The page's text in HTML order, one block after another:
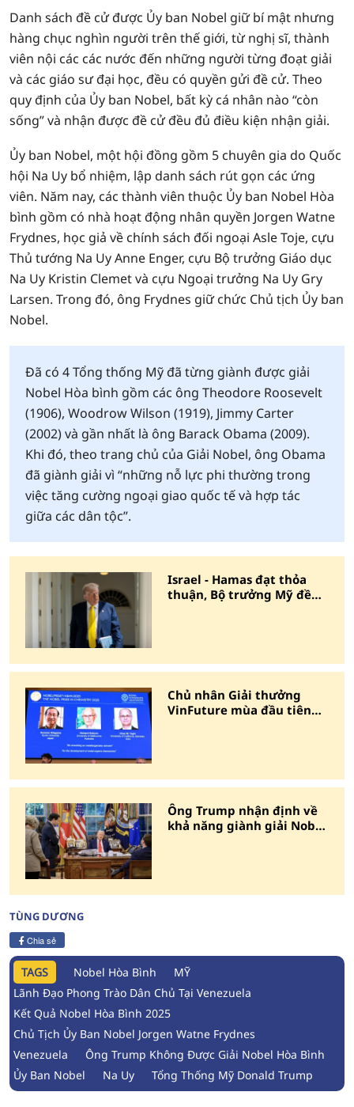
Danh sách đề cử được Ủy ban Nobel giữ bí mật nhưng
hàng chục nghìn người trên thế giới, từ nghị sĩ, thành
viên nội các các nước đến những người từng đoạt giải
và các giáo sư đại học, đều có quyền gửi đề cử. Theo
quy định của Ủy ban Nobel, bất kỳ cá nhân nào “còn
sống” và nhận được đề cử đều đủ điều kiện nhận giải.
Ủy ban Nobel, một hội đồng gồm 5 chuyên gia do Quốc
hội Na Uy bổ nhiệm, lập danh sách rút gọn các ứng
viên. Năm nay, các thành viên thuộc Ủy ban Nobel Hòa
bình gồm có nhà hoạt động nhân quyền Jorgen Watne
Frydnes, học giả về chính sách đối ngoại Asle Toje, cựu
Thủ tướng Na Uy Anne Enger, cựu Bộ trưởng Giáo dục
Na Uy Kristin Clemet và cựu Ngoại trưởng Na Uy Gry
Larsen. Trong đó, ông Frydnes giữ chức Chủ tịch Ủy ban
Nobel.
Đã có 4 Tổng thống Mỹ đã từng giành được giải
Nobel Hòa bình gồm các ông Theodore Roosevelt
(1906), Woodrow Wilson (1919), Jimmy Carter
(2002) và gần nhất là ông Barack Obama (2009).
Khi đó, theo trang chủ của Giải Nobel, ông Obama
đã giành giải vì “những nỗ lực phi thường trong
việc tăng cường ngoại giao quốc tế và hợp tác
giữa các dân tộc”.
Israel - Hamas đạt thỏa
thuận, Bộ trưởng Mỹ đề
Chủ nhân Giải thưởng
VinFuture mùa đầu tiên
Ông Trump nhận định về
khả năng giành giải Nobel
TÙNG DƯƠNG
Chia sẻ
TAGS Nobel Hòa Bình
MỸ
Lãnh Đạo Phong Trào Dân Chủ Tại Venezuela
Kết Quả Nobel Hòa Bình 2025
Chủ Tịch Ủy Ban Nobel Jorgen Watne Frydnes
Venezuela
Ông Trump Không Được Giải Nobel Hòa Bình
Ủy Ban Nobel
Na Uy Tổng Thống Mỹ Donald Trump